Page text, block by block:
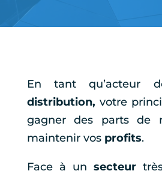
En tant
distribution, votre
gagner des parts de
maintenir vos profits.
Face à unsecteur